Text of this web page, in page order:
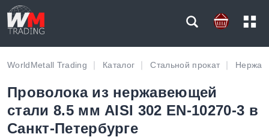
WorldMetall Trading Каталог Стальной прокат
Проволока из нержавеющей
стали 8.5 мм AISI 302 EN-10270-3 в
Санкт-Петербурге